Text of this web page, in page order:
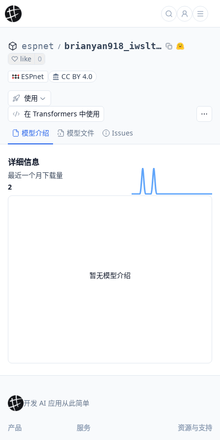
espnet / brianyan918_iwslt22_dialect_st_transformer_fisherlike_4gpu_bbins16m_fix
like
0
ESPnet
CC BY 4.0
模型介绍 模型文件 Issues
使用
在 Transformers 中使用
暂无模型介绍
详细信息
最近一个月下载量
2
开发 AI 应用从此简单
产品 服务 资源与支持